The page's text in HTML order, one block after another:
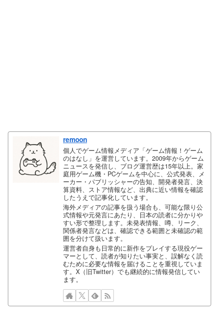
remoon
個人でゲーム情報メディア「ゲーム情報！ゲーム
のはなし」を運営しています。2009年からゲーム
ニュースを発信し、ブログ運営歴は15年以上。家
庭用ゲーム機・PCゲームを中心に、公式発表、メ
ーカー・パブリッシャーの告知、開発者発言、決
算資料、ストア情報など、出典に近い情報を確認
したうえで記事化しています。
海外メディアの記事を扱う場合も、可能な限り公
式情報や元発言にあたり、日本の読者に分かりや
すい形で整理します。未発表情報、噂、リーク、
関係者発言などは、確認できる範囲と未確認の範
囲を分けて扱います。
運営者自身も日常的に新作をプレイする現役ゲー
マーとして、読者が知りたい事実と、誤解なく読
むために必要な情報を届けることを重視していま
す。X（旧Twitter）でも継続的に情報発信してい
ます。